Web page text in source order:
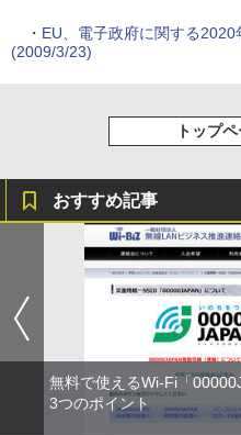
・ EU、電子政府に関する
(2009/3/23)
トップ
おすすめ記事
無料で使えるWi-Fi「
3つのポイント